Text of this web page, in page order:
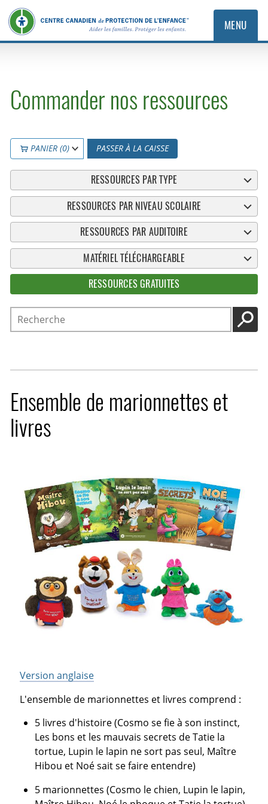
MENU
Commander nos ressources
PANIER (0) PASSER À LA CAISSE
RESSOURCES PAR TYPE
RESSOURCES PAR NIVEAU SCOLAIRE
RESSOURCES PAR AUDITOIRE
MATÉRIEL TÉLÉCHARGEABLE
RESSOURCES GRATUITES
Recherche
Ensemble de marionnettes et
livres
Version anglaise
L'ensemble de marionnettes et livres comprend :
5 livres d'histoire (Cosmo se fie à son instinct,
Les bons et les mauvais secrets de Tatie la
tortue, Lupin le lapin ne sort pas seul, Maître
Hibou et Noé sait se faire entendre)
5 marionnettes (Cosmo le chien, Lupin le lapin,